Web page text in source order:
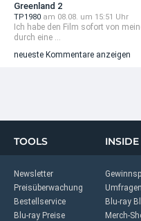
Greenland 2
TP1980 am 08.08. um 15:51 Uhr
Ich habe den Film sofort von
durch eine ...
neueste Kommentare anzeigen
TOOLS
Newsletter
Preisüberwachung
Bestellservice
Blu-ray Preise
INSIDE
Umfragen
Blu-ray
Merch-